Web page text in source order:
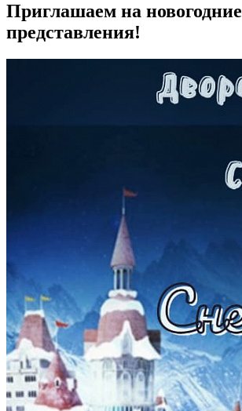
Приглашаем на новогодние
представления!